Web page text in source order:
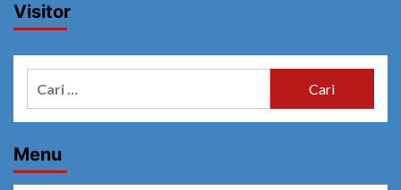
Visitor
Menu